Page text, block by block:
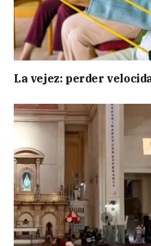
La vejez: perder